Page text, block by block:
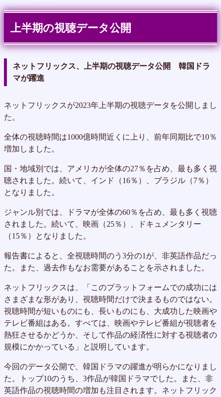
上半期の視聴データ公開
ネットフリックス、上半期の視聴データ公開 韓国ドラ
マが躍進
ネットフリックスが2023年上半期の視聴データを公開しまし
た。
全体の視聴時間は1000億時間近くに上り、前年同期比で10％
増加しました。
国・地域別では、アメリカが全体の27％を占め、最も多く視
聴されました。続いて、インド（16％）、ブラジル（7％）
となりました。
ジャンル別では、ドラマが全体の60％を占め、最も多く視聴
されました。続いて、映画（25％）、ドキュメンタリー
（15％）となりました。
報告書によると、全視聴時間のう3分の1が、非英語作品だっ
た。また、過去作もなお需要があることを示されました。
ネットフリックスは、「このプラットフォームでの成功には
さまざまな形があり、視聴時間だけで決まるものではない。
視聴時間が短いものにも、長いものにも、大成功した映画や
テレビ番組はある。すべては、映画やテレビ番組が視聴者を
熱狂させるかどうか、そして作品の経済性に対する視聴者の
規模にかかっている」と説明しています。
今回のデータ公開で、韓国ドラマの躍進が明らかになりまし
た。トップ10のうち、3作品が韓国ドラマでした。また、非
英語作品の視聴時間の増加も注目されます。ネットフリック